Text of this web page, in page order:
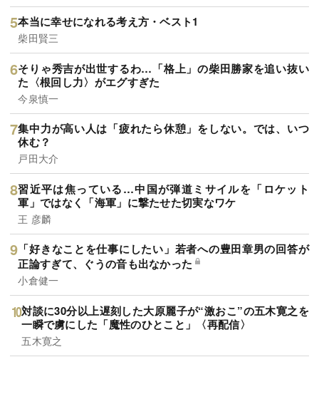
本当に幸せになれる考え方・ベスト1
柴田賢三
そりゃ秀吉が出世するわ…「格上」の柴田勝家を追い抜い
た〈根回し力〉がエグすぎた
今泉慎一
集中力が高い人は「疲れたら休憩」をしない。では、いつ
休む？
戸田大介
習近平は焦っている…中国が弾道ミサイルを「ロケット
軍」ではなく「海軍」に撃たせた切実なワケ
王 彦麟
「好きなことを仕事にしたい」若者への豊田章男の回答が
正論すぎて、ぐうの音も出なかった
小倉健一
対談に30分以上遅刻した大原麗子が“激おこ”の五木寛之を
一瞬で虜にした「魔性のひとこと」〈再配信〉
五木寛之